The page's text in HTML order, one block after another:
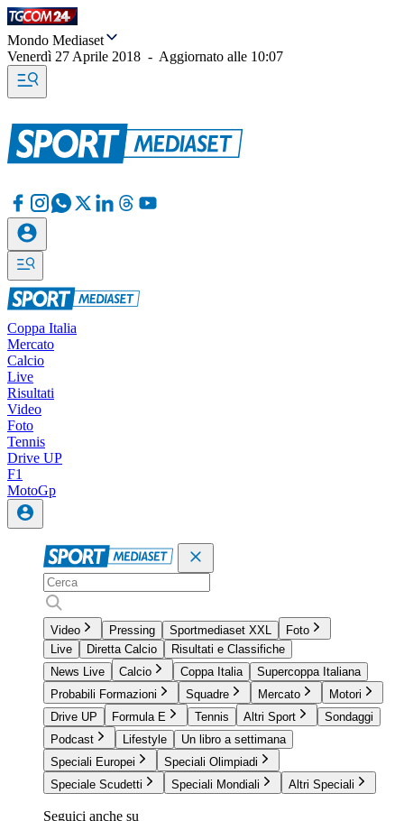
Mondo Mediaset
Venerdì 27 Aprile 2018 - Aggiornato alle 10:07
Coppa Italia
Mercato
Calcio
Live
Risultati
Video
Foto
Tennis
Drive UP
F1
MotoGp
Video Pressing Sportmediaset XXL
Foto
Live
Diretta Calcio
Risultati e Classifiche
News Live
Calcio Coppa Italia
Supercoppa Italiana
Probabili Formazioni
Squadre Mercato
Motori
Drive UP
Formula E Tennis Altri Sport
Sondaggi
Podcast
Lifestyle
Un libro a settimana
Speciali Europei
Speciali Olimpiadi
Speciale Scudetti
Speciali Mondiali Altri Speciali
Seguici anche su